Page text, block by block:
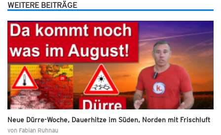
WEITERE BEITRÄGE
Neue Dürre-Woche, Dauerhitze im Süden, Norden mit Frischluft
von Fabian Ruhnau